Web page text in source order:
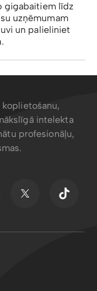
gigabaitiem līdz
uzņēmumam
un palieliniet
intelekta
profesionāļu,